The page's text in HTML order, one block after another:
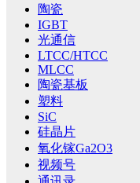
陶瓷
IGBT
光通信
LTCC/HTCC
MLCC
陶瓷基板
塑料
SiC
硅晶片
氧化镓Ga2O3
视频号